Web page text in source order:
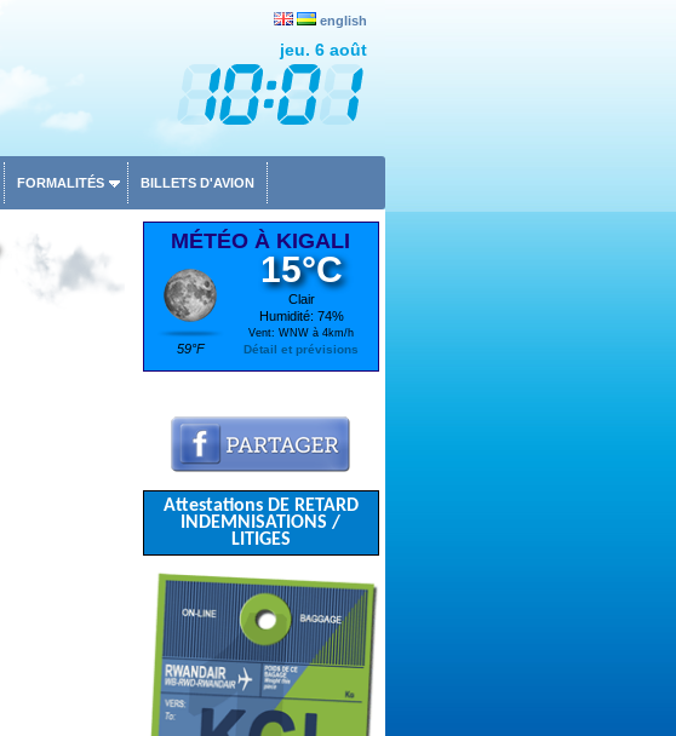
english
jeu. 6 août
FORMALITÉS BILLETS D'AVION
MÉTÉO À KIGALI
59°F
15°C
Clair
Humidité: 74%
Vent: WNW à 4km/h
Détail et prévisions
Attestations DE RETARD
INDEMNISATIONS /
LITIGES